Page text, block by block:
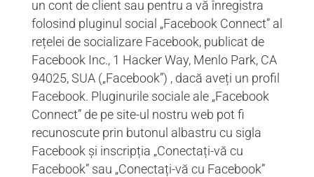
un cont de client sau pentru a vă înregistra
folosind pluginul social „Facebook Connect” al
rețelei de socializare Facebook, publicat de
Facebook Inc., 1 Hacker Way, Menlo Park, CA
94025, SUA („Facebook”) , dacă aveți un profil
Facebook. Pluginurile sociale ale „Facebook
Connect” de pe site-ul nostru web pot fi
recunoscute prin butonul albastru cu sigla
Facebook și inscripția „Conectați-vă cu
Facebook” sau „Conectați-vă cu Facebook”